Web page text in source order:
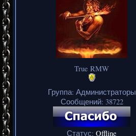
True RMW
Группа: Администраторы
Сообщений: 38722
Статус: Offline